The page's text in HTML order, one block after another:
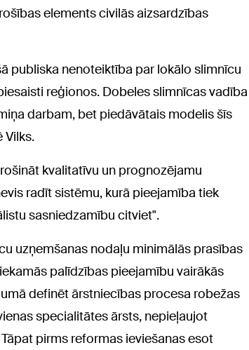
elements civilās aizsardzības
publiska nenoteiktība par lokālo slimnīcu
reģionos. Dobeles slimnīcas vadība
darbam, bet piedāvātais modelis šīs
Vilks.
kvalitatīvu un prognozējamu
radīt sistēmu, kurā pieejamība tiek
sasniedzamību citviet".
uzņemšanas nodaļu minimālās prasības
palīdzības pieejamību vairākās
definēt ārstniecības procesa robežas
specialitātes ārsts, nepieļaujot
pirms reformas ieviešanas esot